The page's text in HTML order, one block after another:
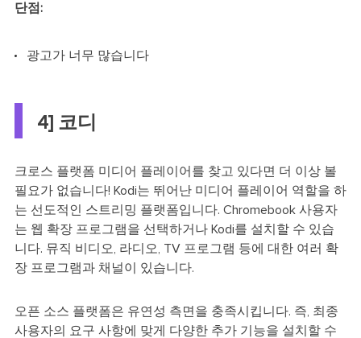
단점:
광고가 너무 많습니다
4] 코디
크로스 플랫폼 미디어 플레이어를 찾고 있다면 더 이상 볼
필요가 없습니다! Kodi는 뛰어난 미디어 플레이어 역할을 하
는 선도적인 스트리밍 플랫폼입니다. Chromebook 사용자
는 웹 확장 프로그램을 선택하거나 Kodi를 설치할 수 있습
니다. 뮤직 비디오, 라디오, TV 프로그램 등에 대한 여러 확
장 프로그램과 채널이 있습니다.
오픈 소스 플랫폼은 유연성 측면을 충족시킵니다. 즉, 최종
사용자의 요구 사항에 맞게 다양한 추가 기능을 설치할 수